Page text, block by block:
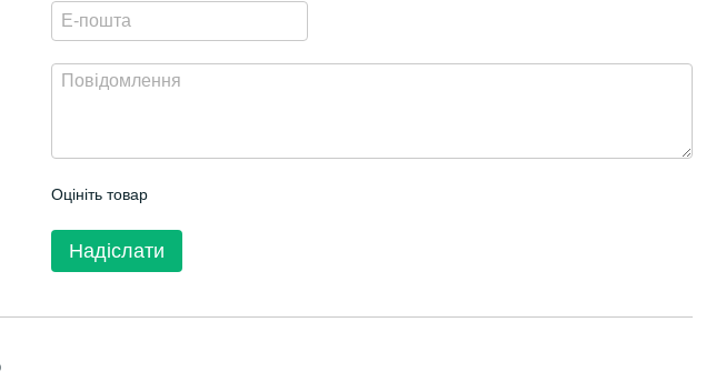
Оцініть товар
Надіслати